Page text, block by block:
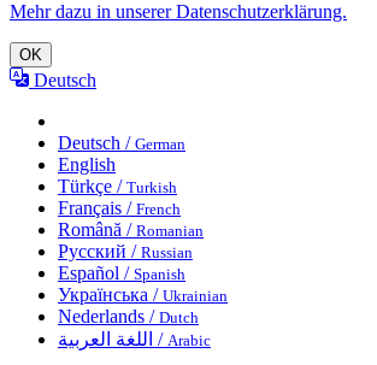
Mehr dazu in unserer Datenschutzerklärung.
OK
Deutsch
Deutsch / German
English
Türkçe / Turkish
Français / French
Română / Romanian
Русский / Russian
Español / Spanish
Українська / Ukrainian
Nederlands / Dutch
اللغة العربية / Arabic